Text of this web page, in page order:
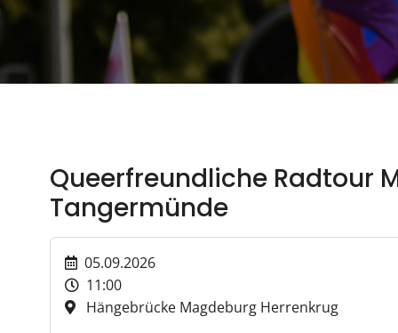
Queerfreundliche Radtour
Tangermünde
05.09.2026
11:00
Hängebrücke Magdeburg Herrenkrug